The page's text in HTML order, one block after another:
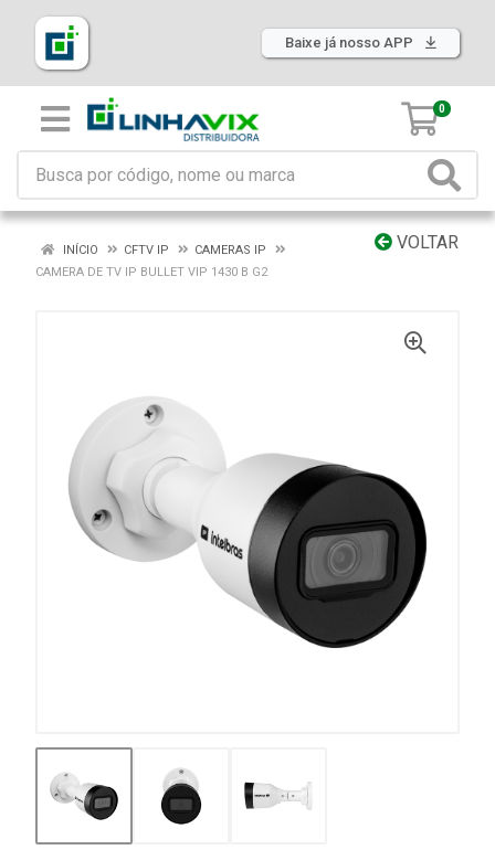
Baixe já nosso APP
0
VOLTAR
INÍCIO CFTV IP
CAMERAS IP
CAMERA DE TV IP BULLET VIP 1430 B G2